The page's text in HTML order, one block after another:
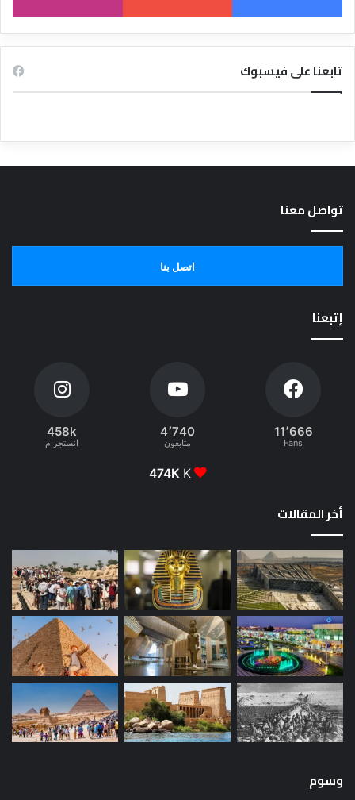
تابعنا على فيسبوك
تواصل معنا
اتصل بنا
إتبعنا
11٬666
Fans
4٬740
متابعون
458k
انستجرام
474K K
أخر المقالات
وسوم